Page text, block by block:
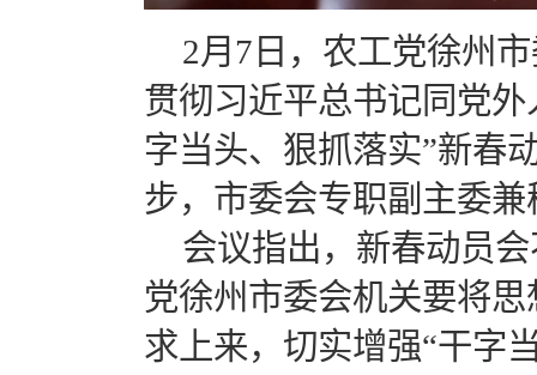
2月7日，农工党徐州
贯彻习近平总书记同党
字当头、狠抓落实”新春
步，市委会专职副主委
会议指出，新春动员
党徐州市委会机关要将
求上来，切实增强“干字